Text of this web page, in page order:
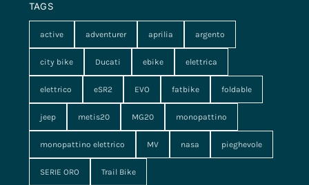
TAGS
active adventurer aprilia argento
city bike Ducati ebike elettrica
elettrico eSR2 EVO fatbike foldable
jeep metis20 MG20 monopattino
monopattino elettrico MV nasa pieghevole
SERIE ORO Trail Bike